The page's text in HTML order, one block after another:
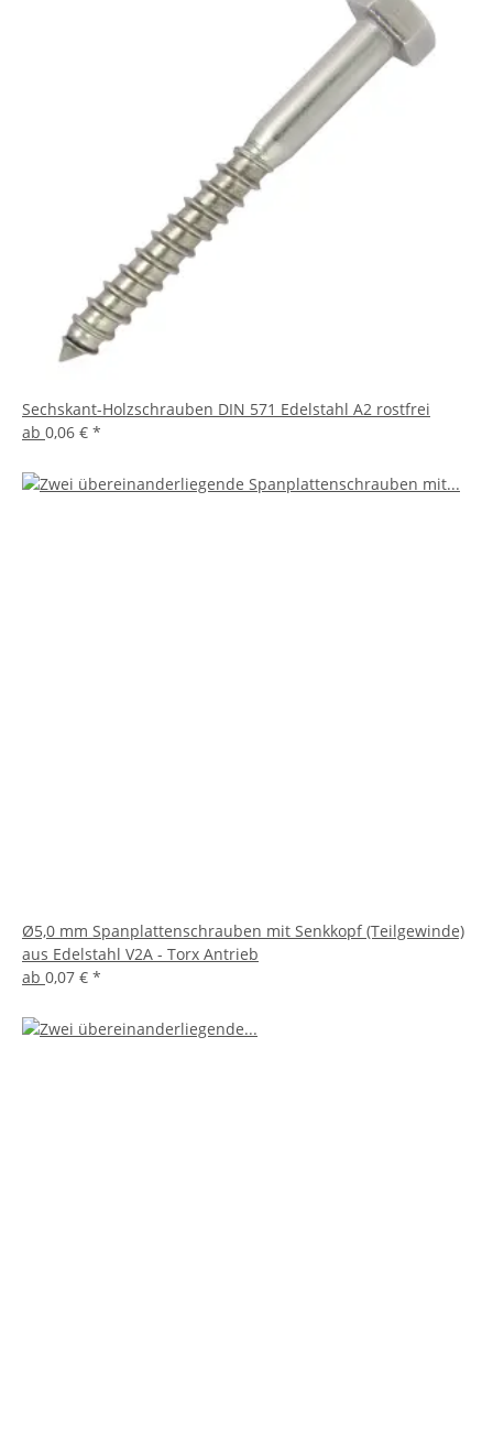
Sechskant-Holzschrauben DIN 571 Edelstahl A2 rostfrei
ab 0,06 € *
Ø5,0 mm Spanplattenschrauben mit Senkkopf (Teilgewinde)
aus Edelstahl V2A - Torx Antrieb
ab 0,07 € *